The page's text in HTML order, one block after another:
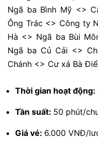
Ngã ba Bình Mỹ <>
Ông Trác <> Công ty
Hà <> Ngã ba Bùi
Ngã ba Củ Cải <>
Chánh <> Cư xá Bà
Thời gian hoạt động:
Tần suất: 50 phút/
Giá vé: 6.000 VNĐ/